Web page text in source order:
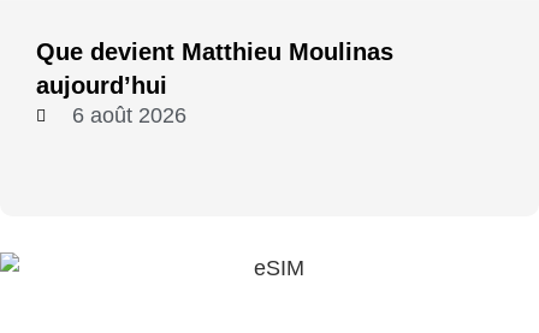
Que devient Matthieu Moulinas
aujourd’hui
6 août 2026